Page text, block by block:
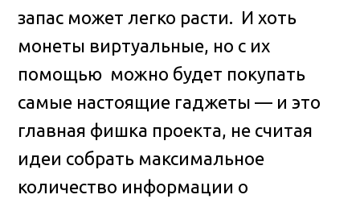
запас может легко расти. И хоть
монеты виртуальные, но с их
помощью можно будет покупать
самые настоящие гаджеты — и это
главная фишка проекта, не считая
идеи собрать максимальное
количество информации о